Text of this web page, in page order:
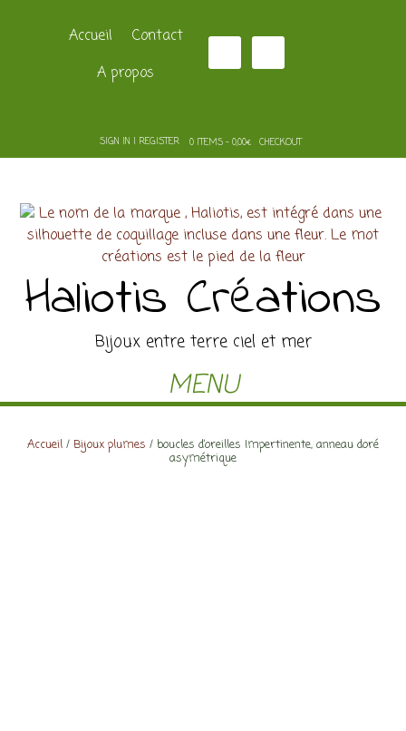
Accueil
Contact
A propos
SIGN IN | REGISTER 0 ITEMS - 0,00€ CHECKOUT
Haliotis Créations
Bijoux entre terre ciel et mer
MENU
Accueil / Bijoux plumes / boucles d’oreilles Impertinente, anneau doré
asymétrique